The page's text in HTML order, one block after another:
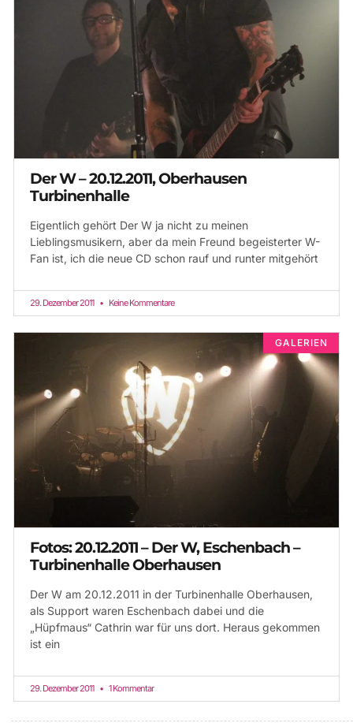
Der W – 20.12.2011, Oberhausen
Turbinenhalle
Eigentlich gehört Der W ja nicht zu meinen
Lieblingsmusikern, aber da mein Freund begeisterter W-
Fan ist, ich die neue CD schon rauf und runter mitgehört
29. Dezember 2011 Keine Kommentare
GALERIEN
Fotos: 20.12.2011 – Der W, Eschenbach –
Turbinenhalle Oberhausen
Der W am 20.12.2011 in der Turbinenhalle Oberhausen,
als Support waren Eschenbach dabei und die
„Hüpfmaus“ Cathrin war für uns dort. Heraus gekommen
ist ein
29. Dezember 2011 1 Kommentar